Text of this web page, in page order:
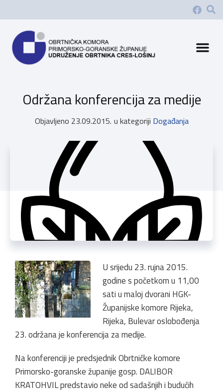
Održana konferencija za medije
Objavljeno 23.09.2015. u kategoriji Događanja
U srijedu 23. rujna 2015.
godine s početkom u 11,00
sati u maloj dvorani HGK-
Županijske komore Rijeka,
Rijeka, Bulevar oslobođenja
23. održana je konferencija za medije.
Na konferenciji je predsjednik Obrtničke komore
Primorsko-goranske županije gosp. DALIBOR
KRATOHVIL predstavio neke od sadašnjih i budućih